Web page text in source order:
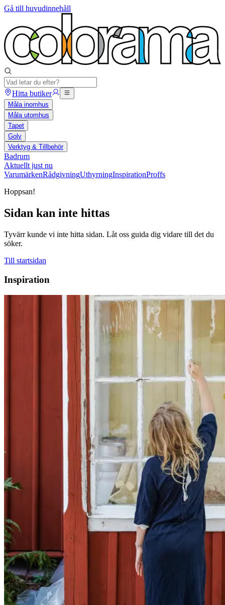
Gå till huvudinnehåll
Hitta butiker
Måla inomhus
Måla utomhus
Tapet
Golv
Verktyg & Tillbehör
Badrum
Aktuellt just nu
VarumärkenRådgivningUthyrningInspirationProffs
Hoppsan!
Sidan kan inte hittas
Tyvärr kunde vi inte hitta sidan. Låt oss guida dig vidare till det du
söker.
Till startsidan
Inspiration